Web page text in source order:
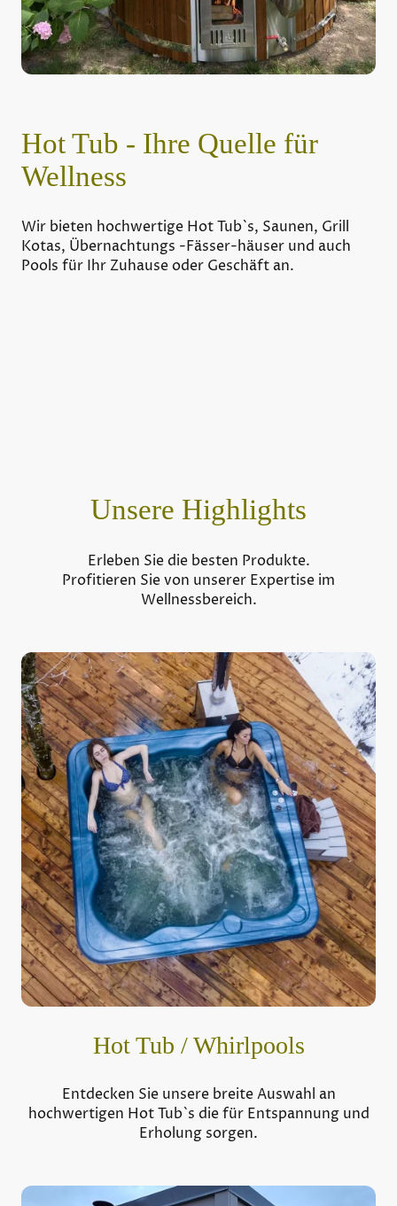
Hot Tub - Ihre Quelle für
Wellness
Wir bieten hochwertige Hot Tub`s, Saunen, Grill
Kotas, Übernachtungs -Fässer-häuser und auch
Pools für Ihr Zuhause oder Geschäft an.
Unsere Highlights
Erleben Sie die besten Produkte.
Profitieren Sie von unserer Expertise im
Wellnessbereich.
Hot Tub / Whirlpools
Entdecken Sie unsere breite Auswahl an
hochwertigen Hot Tub`s die für Entspannung und
Erholung sorgen.